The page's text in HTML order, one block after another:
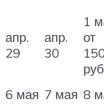
апр.
29
апр.
30
1
от
6 мая 7 мая 8